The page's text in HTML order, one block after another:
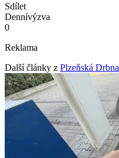
Sdílet
Dennívýzva
0
Reklama
Další články z Plzeňská Drbna